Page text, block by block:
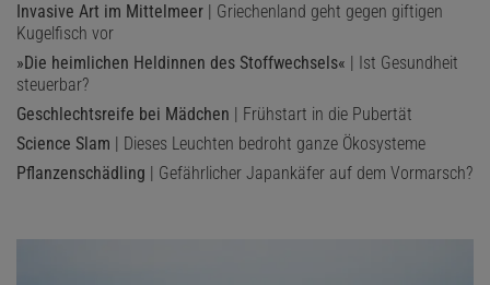
Invasive Art im Mittelmeer | Griechenland geht gegen giftigen
Kugelfisch vor
»Die heimlichen Heldinnen des Stoffwechsels« | Ist Gesundheit
steuerbar?
Geschlechtsreife bei Mädchen | Frühstart in die Pubertät
Science Slam | Dieses Leuchten bedroht ganze Ökosysteme
Pflanzenschädling | Gefährlicher Japankäfer auf dem Vormarsch?